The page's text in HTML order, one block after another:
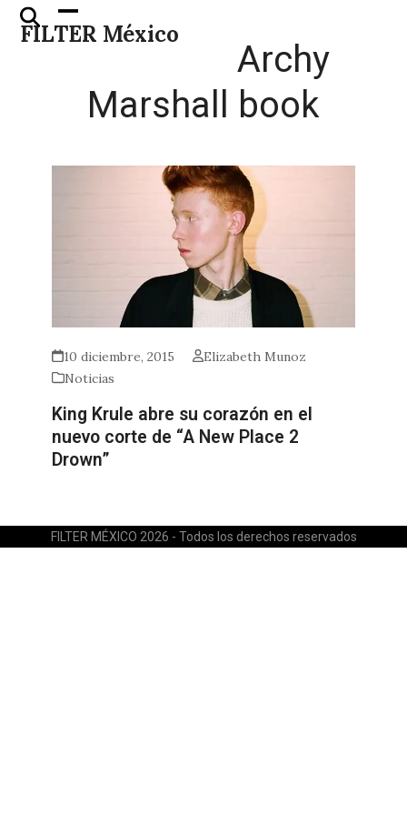
Skip
FILTER México
Open
mobile
Close
mobile
Archy
Marshall book
10 diciembre, 2015
Elizabeth Munoz
Noticias
King Krule abre su corazón en el
nuevo corte de “A New Place 2
Drown”
FILTER MÉXICO 2026 - Todos los derechos reservados